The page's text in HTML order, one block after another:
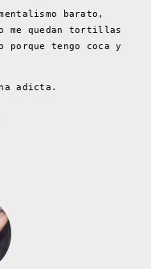
barato,
me quedan tortillas
porque tengo coca y
adicta.